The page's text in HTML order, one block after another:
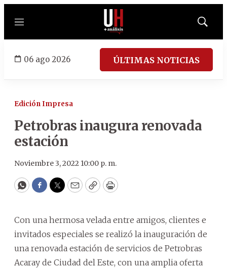
Menú
Mostrar
06 ago 2026 ÚLTIMAS NOTICIAS
Edición Impresa
Petrobras inaugura renovada
estación
Noviembre 3, 2022 10:00 p. m.
WhatsApp
Facebook
Twitter
EmailCopyPrint
Con una hermosa velada entre amigos, clientes e
invitados especiales se realizó la inauguración de
una renovada estación de servicios de Petrobras
Acaray de Ciudad del Este, con una amplia oferta